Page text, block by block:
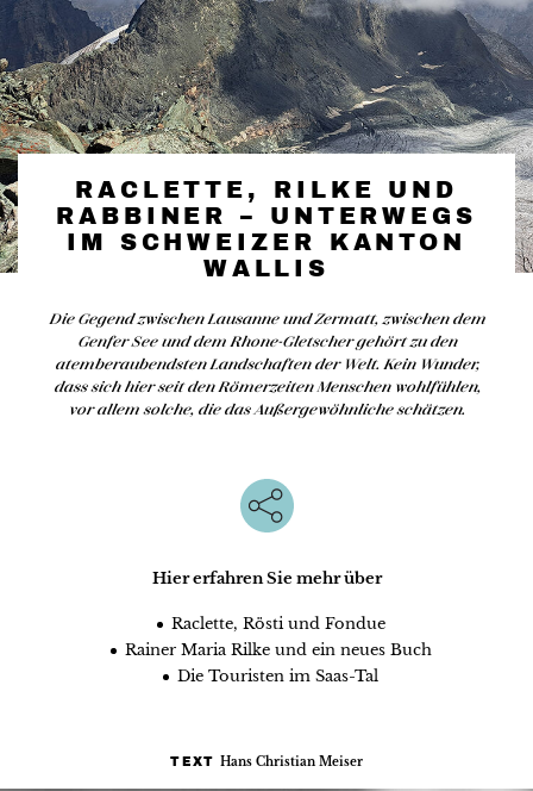
RACLETTE, RILKE UND
RABBINER – UNTERWEGS
IM SCHWEIZER KANTON
WALLIS
Die Gegend zwischen Lausanne und Zermatt, zwischen dem
Genfer See und dem Rhone-Gletscher gehört zu den
atemberaubendsten Landschaften der Welt. Kein Wunder,
dass sich hier seit den Römerzeiten Menschen wohlfühlen,
vor allem solche, die das Außergewöhnliche schätzen.
Hier erfahren Sie mehr über
Raclette, Rösti und Fondue
Rainer Maria Rilke und ein neues Buch
Die Touristen im Saas-Tal
TEXT Hans Christian Meiser